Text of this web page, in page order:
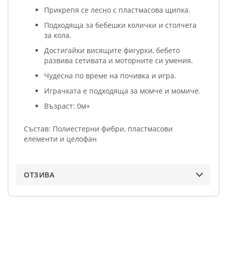
Прикрепя се лесно с пластмасова щипка.
Подходяща за бебешки колички и столчета
за кола.
Достигайки висящите фигурки, бебето
развива сетивата и моторните си умения.
Чудесна по време на почивка и игра.
Играчката е подходяща за момче и момиче.
Възраст: 0м+
Състав: Полиестерни фибри, пластмасови
елементи и целофан
ОТЗИВА